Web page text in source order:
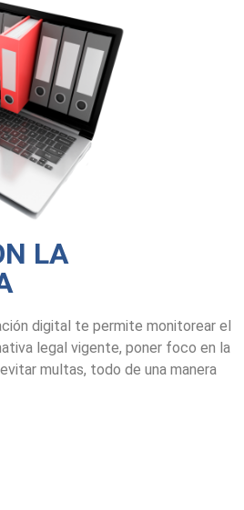
LA
digital te permite monitorear el
legal vigente, poner foco en la
multas, todo de una manera